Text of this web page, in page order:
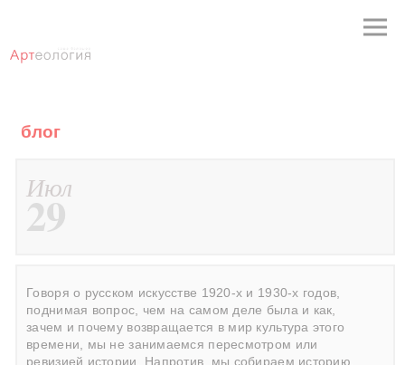
блог
Июл
29
Говоря о русском искусстве 1920-х и 1930-х годов,
поднимая вопрос, чем на самом деле была и как,
зачем и почему возвращается в мир культура этого
времени, мы не занимаемся пересмотром или
ревизией истории. Напротив, мы собираем историю,